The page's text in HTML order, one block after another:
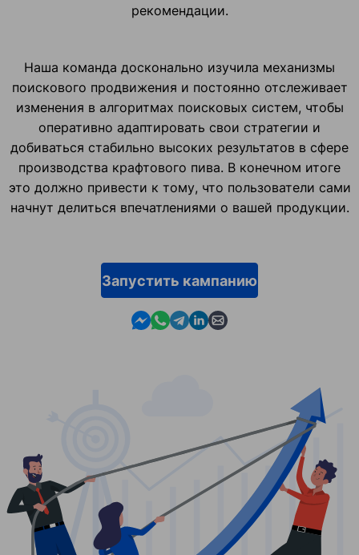
рекомендации.
Наша команда досконально изучила механизмы
поискового продвижения и постоянно отслеживает
изменения в алгоритмах поисковых систем, чтобы
оперативно адаптировать свои стратегии и
добиваться стабильно высоких результатов в сфере
производства крафтового пива. В конечном итоге
это должно привести к тому, что пользователи сами
начнут делиться впечатлениями о вашей продукции.
Запустить кампанию
Contact us in Messenger
Contact us in WhatsApp
Contact us in Telegram
Contact us in Linkedin
Contact us by email